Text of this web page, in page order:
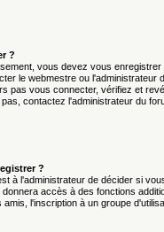
?
vous devez vous
le webmestre ou
pas vous connecter, vérifiez et
contactez l'administrateur du
?
à l'administrateur de décider si
accès à des fonctions
l'inscription à un groupe